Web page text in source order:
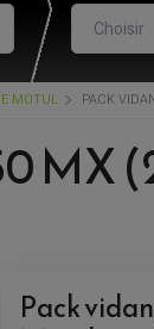
Mot de
Choisir
MOTUL PACK
MX
Pack